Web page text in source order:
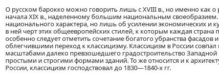
О русском барокко можно говорить лишь с XVIII в., но именно как
начала XIX в., наделенному большим национальным своеобразием.
национального характера, но лишь об усилении экономических и
в ней черт этих общеевропейских стилей, к которым каждая
особенно следует отметить сочетание богатого убранства
облегчившими переход к классицизму. Классицизм в России
масштабами далеко превзошедшего градостроительство
простыми и строгими формами зданий. То же относится и к
России, классицизм господствовал до 1830—1840-х гг.